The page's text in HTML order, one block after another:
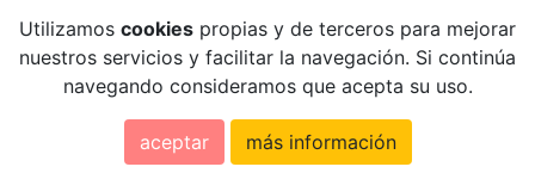
Utilizamos cookies propias y de terceros para mejorar
nuestros servicios y facilitar la navegación. Si continúa
navegando consideramos que acepta su uso.
aceptar más información